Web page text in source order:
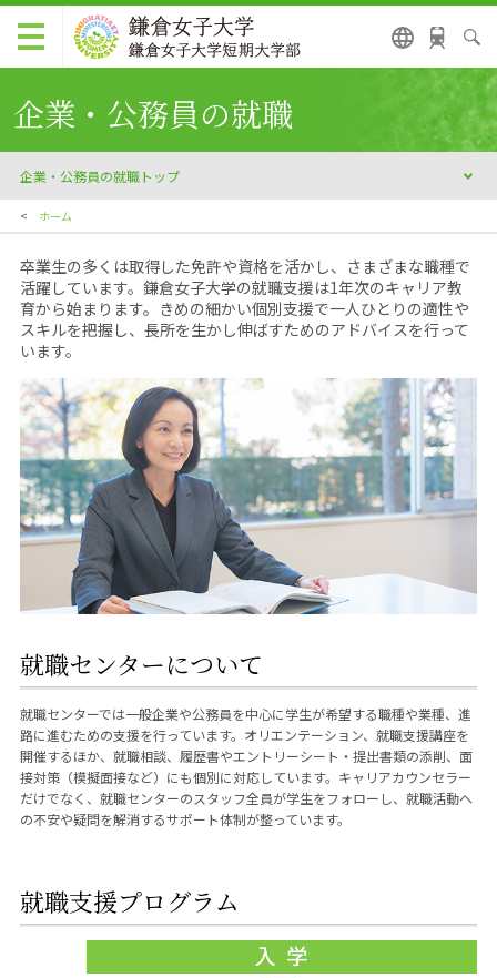
企業・公務員の就職
企業・公務員の就職トップ
< ホーム
卒業生の多くは取得した免許や資格を活かし、さまざまな職種で
活躍しています。鎌倉女子大学の就職支援は1年次のキャリア教
育から始まります。きめの細かい個別支援で一人ひとりの適性や
スキルを把握し、長所を生かし伸ばすためのアドバイスを行って
います。
就職センターについて
就職センターでは一般企業や公務員を中心に学生が希望する職種や業種、進
路に進むための支援を行っています。オリエンテーション、就職支援講座を
開催するほか、就職相談、履歴書やエントリーシート・提出書類の添削、面
接対策（模擬面接など）にも個別に対応しています。キャリアカウンセラー
だけでなく、就職センターのスタッフ全員が学生をフォローし、就職活動へ
の不安や疑問を解消するサポート体制が整っています。
就職支援プログラム